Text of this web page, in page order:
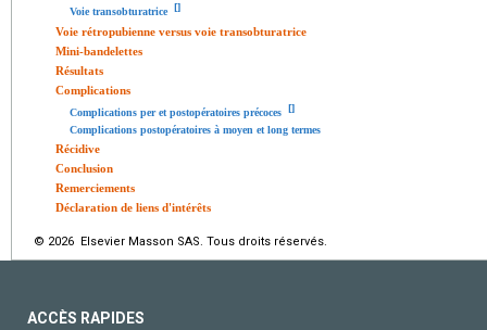
Voie transobturatrice []
Voie rétropubienne versus voie transobturatrice
Mini-bandelettes
Résultats
Complications
Complications per et postopératoires précoces []
Complications postopératoires à moyen et long termes
Récidive
Conclusion
Remerciements
Déclaration de liens d'intérêts
© 2026 Elsevier Masson SAS. Tous droits réservés.
ACCÈS RAPIDES